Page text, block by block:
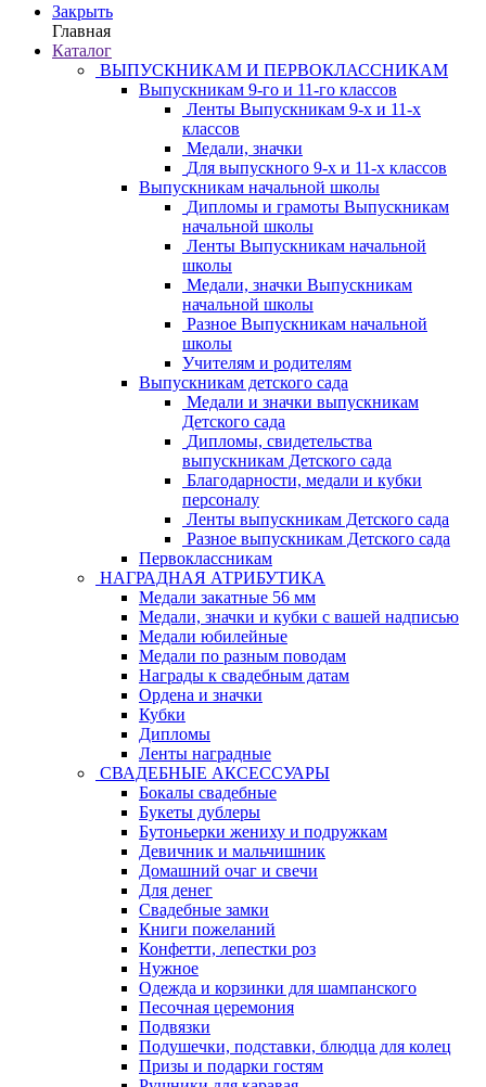
Закрыть
Главная
Каталог
ВЫПУСКНИКАМ И ПЕРВОКЛАССНИКАМ
Выпускникам 9-го и 11-го классов
Ленты Выпускникам 9-х и 11-х
классов
Медали, значки
Для выпускного 9-х и 11-х классов
Выпускникам начальной школы
Дипломы и грамоты Выпускникам
начальной школы
Ленты Выпускникам начальной
школы
Медали, значки Выпускникам
начальной школы
Разное Выпускникам начальной
школы
Учителям и родителям
Выпускникам детского сада
Медали и значки выпускникам
Детского сада
Дипломы, свидетельства
выпускникам Детского сада
Благодарности, медали и кубки
персоналу
Ленты выпускникам Детского сада
Разное выпускникам Детского сада
Первоклассникам
НАГРАДНАЯ АТРИБУТИКА
Медали закатные 56 мм
Медали, значки и кубки с вашей надписью
Медали юбилейные
Медали по разным поводам
Награды к свадебным датам
Ордена и значки
Кубки
Дипломы
Ленты наградные
СВАДЕБНЫЕ АКСЕССУАРЫ
Бокалы свадебные
Букеты дублеры
Бутоньерки жениху и подружкам
Девичник и мальчишник
Домашний очаг и свечи
Для денег
Свадебные замки
Книги пожеланий
Конфетти, лепестки роз
Нужное
Одежда и корзинки для шампанского
Песочная церемония
Подвязки
Подушечки, подставки, блюдца для колец
Призы и подарки гостям